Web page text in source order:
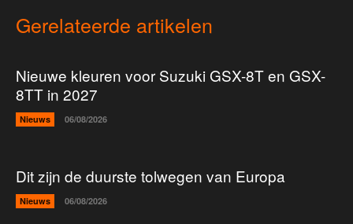
Gerelateerde artikelen
Nieuwe kleuren voor Suzuki GSX-8T en GSX-
8TT in 2027
Nieuws 06/08/2026
Dit zijn de duurste tolwegen van Europa
Nieuws 06/08/2026